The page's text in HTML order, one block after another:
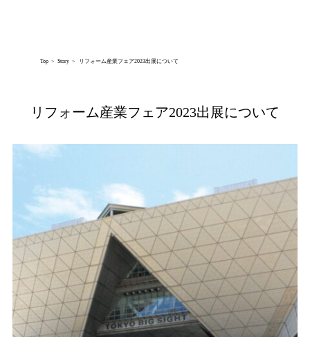
Top Story リフォーム産業フェア2023出展について
リフォーム産業フェア2023出展について